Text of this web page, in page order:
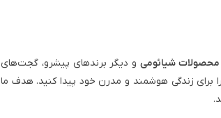
محصولات شیائومی و دیگر برندهای پیشرو، گجت‌های
برای زندگی هوشمند و مدرن خود پیدا کنید. هدف ما